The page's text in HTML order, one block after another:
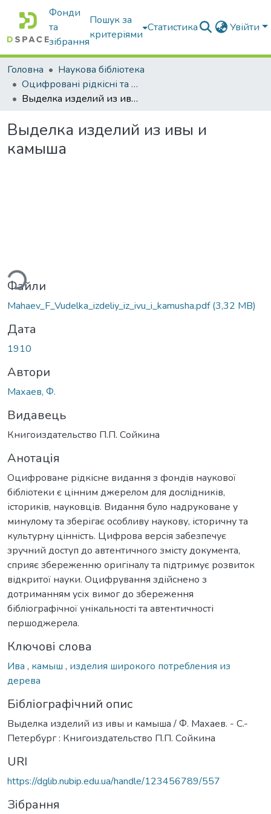
Фонди
та
зібрання
Пошук за
критеріями
Статистика Увійти
Головна
Наукова бібліотека
Оцифровані рідкісні та цінні видання з фонду наукової бібліотеки
Выделка изделий из ивы и камыша
Выделка изделий из ивы и
камыша
Файли
Mahaev_F_Vudelka_izdeliy_iz_ivu_i_kamusha.pdf(3,32 MB)
Дата
1910
Автори
Махаев, Ф.
Видавець
Книгоиздательство П.П. Сойкина
Анотація
Оцифроване рідкісне видання з фондів наукової
бібліотеки є цінним джерелом для дослідників,
істориків, науковців. Видання було надруковане у
минулому та зберігає особливу наукову, історичну та
культурну цінність. Цифрова версія забезпечує
зручний доступ до автентичного змісту документа,
сприяє збереженню оригіналу та підтримує розвиток
відкритої науки. Оцифрування здійснено з
дотриманням усіх вимог до збереження
бібліографічної унікальності та автентичності
першоджерела.
Ключові слова
Ива , камыш , изделия широкого потребления из
дерева
Бібліографічний опис
Выделка изделий из ивы и камыша / Ф. Махаев. - С.-
Петербург : Книгоиздательство П.П. Сойкина
URI
https://dglib.nubip.edu.ua/handle/123456789/557
Зібрання